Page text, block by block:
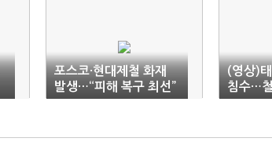
포스코·현대제철 화재
발생…“피해 복구 최선”
(영상)
침수…철